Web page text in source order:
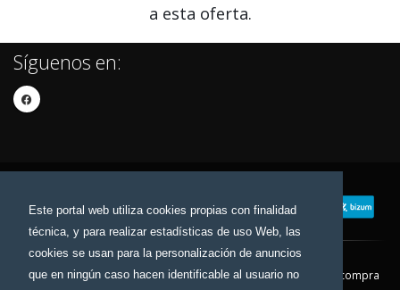
Este portal web utiliza cookies propias con finalidad
técnica, y para realizar estadísticas de uso Web, las
cookies se usan para la personalización de anuncios
que en ningún caso hacen identificable al usuario no
a esta oferta.
Síguenos en:
Contacto Aviso Legal
Condiciones de compra